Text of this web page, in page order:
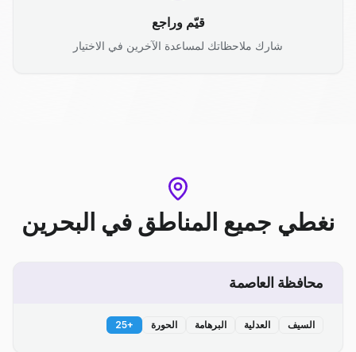
قيّم وراجع
شارك ملاحظاتك لمساعدة الآخرين في الاختيار
نغطي جميع المناطق في البحرين
محافظة العاصمة
السيف العدلية البرهامة الحورة +
25